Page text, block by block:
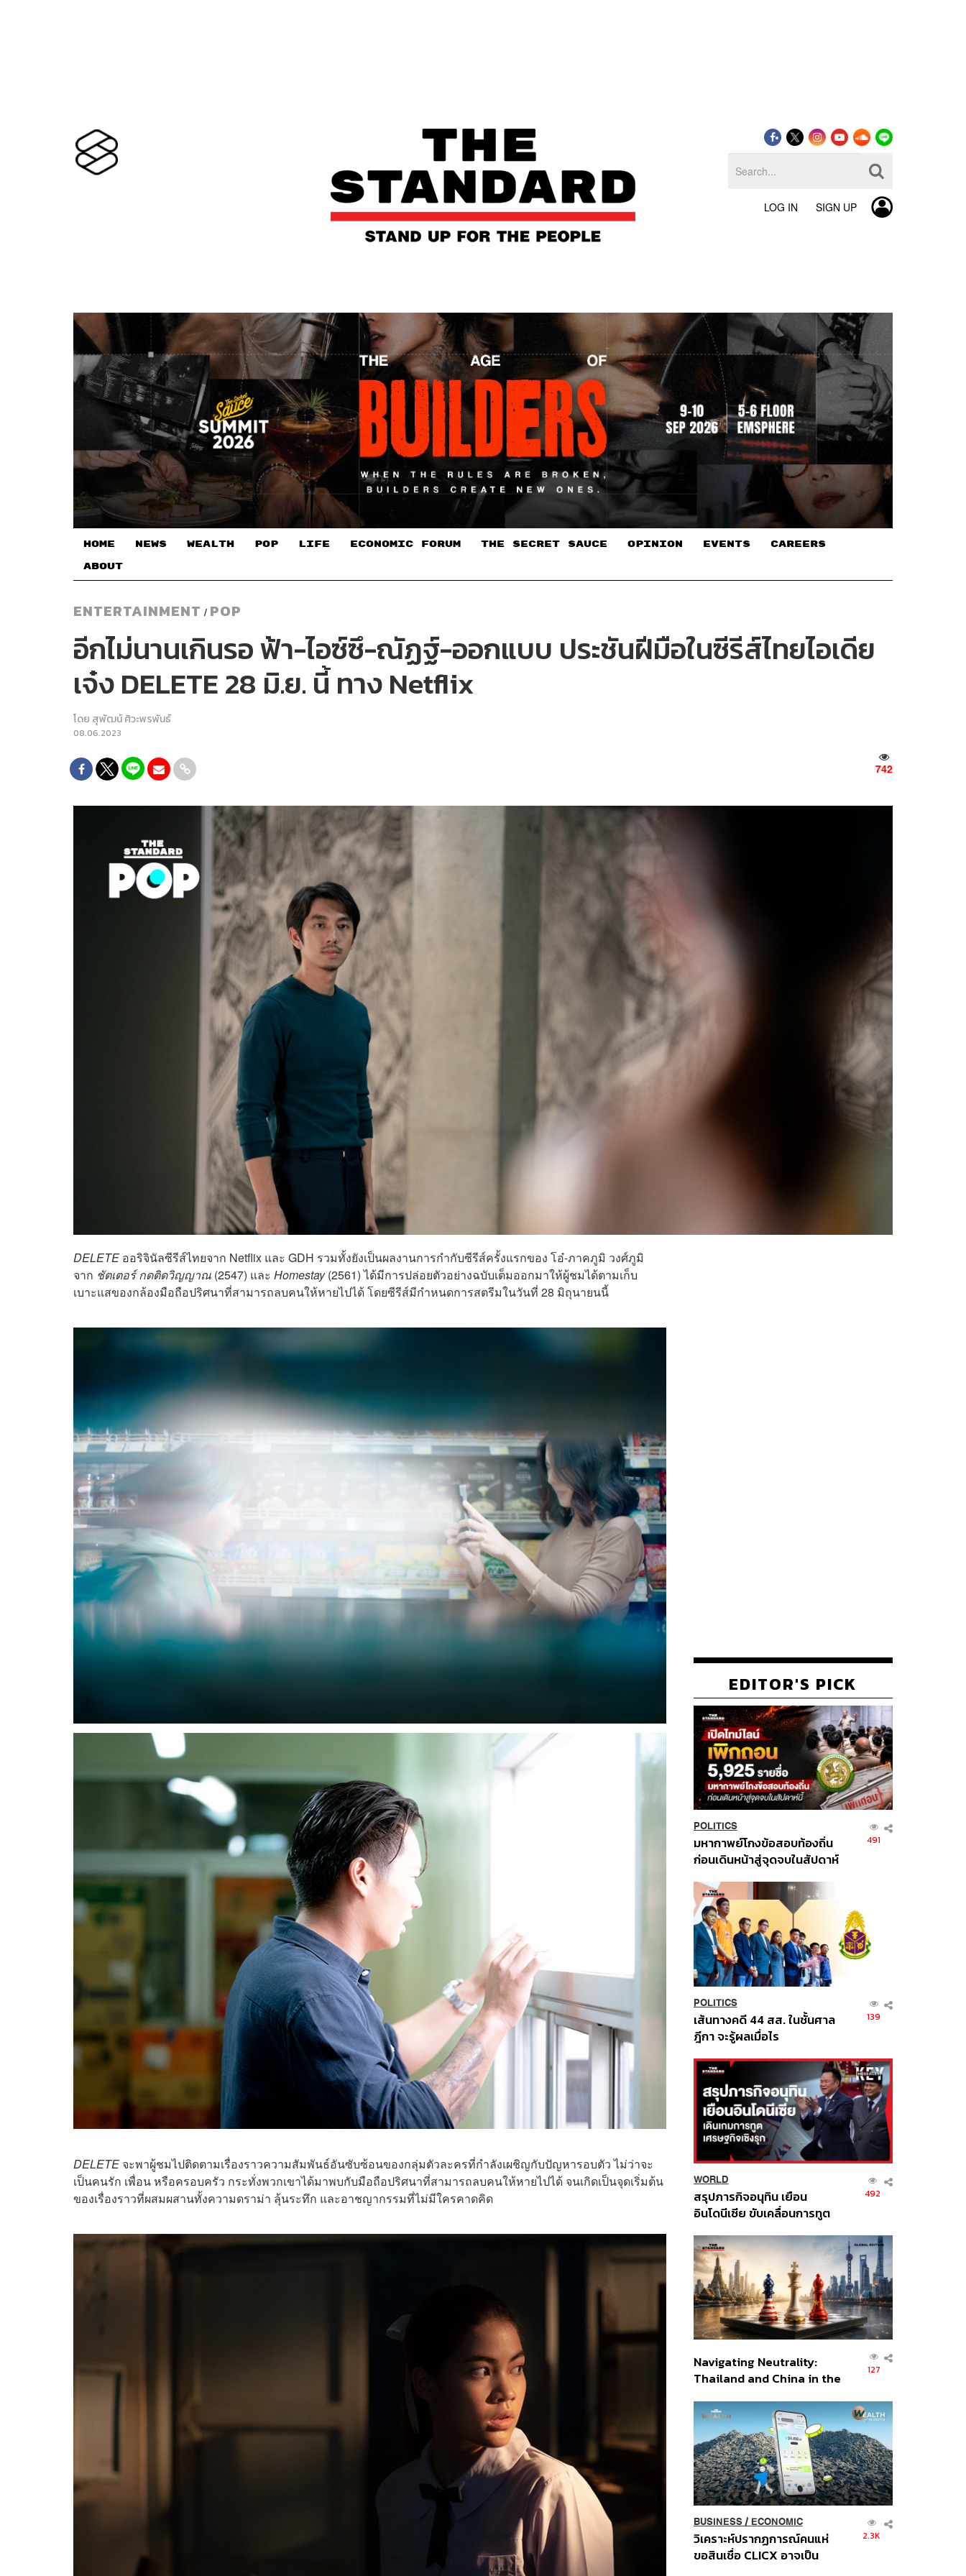
LOG IN SIGN UP
HOME NEWS WEALTH POP LIFE ECONOMIC FORUM THE SECRET SAUCE​ OPINION EVENTS CAREERS
ABOUT
ENTERTAINMENT / POP
อีกไม่นานเกินรอ ฟ้า-ไอซ์ซึ-ณัฏฐ์-ออกแบบ ประชันฝีมือในซีรีส์ไทยไอเดีย
เจ๋ง DELETE 28 มิ.ย. นี้ ทาง Netflix
โดย สุพัฒน์ ศิวะพรพันธ์
08.06.2023
742
DELETE ออริจินัลซีรีส์ไทยจาก Netflix และ GDH รวมทั้งยังเป็นผลงานการกำกับซีรีส์ครั้งแรกของ โอ๋-ภาคภูมิ วงศ์ภูมิ
จาก ชัตเตอร์ กดติดวิญญาณ (2547) และ Homestay(2561) ได้มีการปล่อยตัวอย่างฉบับเต็มออกมาให้ผู้ชมได้ตามเก็บ
เบาะแสของกล้องมือถือปริศนาที่สามารถลบคนให้หายไปได้ โดยซีรีส์มีกำหนดการสตรีมในวันที่ 28 มิถุนายนนี้
DELETE จะพาผู้ชมไปติดตามเรื่องราวความสัมพันธ์อันซับซ้อนของกลุ่มตัวละครที่กำลังเผชิญกับปัญหารอบตัว ไม่ว่าจะ
เป็นคนรัก เพื่อน หรือครอบครัว กระทั่งพวกเขาได้มาพบกับมือถือปริศนาที่สามารถลบคนให้หายไปได้ จนเกิดเป็นจุดเริ่มต้น
ของเรื่องราวที่ผสมผสานทั้งความดราม่า ลุ้นระทึก และอาชญากรรมที่ไม่มีใครคาดคิด
EDITOR'S PICK
POLITICS
มหากาพย์โกงข้อสอบท้องถิ่น
ก่อนเดินหน้าสู่จุดจบในสัปดาห์
491
POLITICS
เส้นทางคดี 44 สส. ในชั้นศาล
ฎีกา จะรู้ผลเมื่อไร
139
WORLD
สรุปภารกิจอนุทิน เยือน
อินโดนีเซีย ขับเคลื่อนการทูต
ส่วนยุทธศาสตร์ไทย –
อินโดนีเซีย
492
Navigating Neutrality:
Thailand and China in the
Order
127
BUSINESS/ ECONOMIC
วิเคราะห์ปรากฏการณ์คนแห่
ขอสินเชื่อ CLICX อาจเป็น
2.3K